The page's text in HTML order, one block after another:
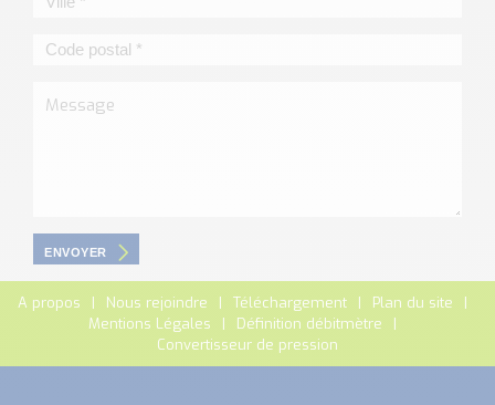
ENVOYER
A propos Nous rejoindre Téléchargement
Plan du site
Mentions Légales
Définition débitmètre
Convertisseur de pression